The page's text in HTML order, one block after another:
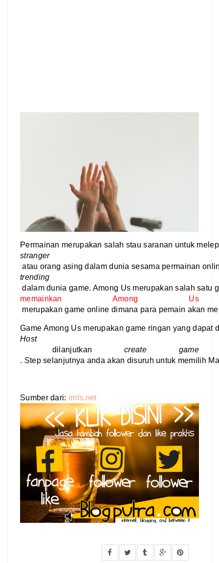
Permainan merupakan salah stau saranan untuk
stranger
atau orang asing dalam dunia sesama permainan
trending
dalam dunia game. Among Us merupakan salah
memainkan Among Us
merupakan game online dimana para pemain akan
Game Among Us merupakan game ringan yang
Host
dilanjutkan create game
. Step selanjutnya anda akan disuruh untuk memilih
Sumber dari: imls.net